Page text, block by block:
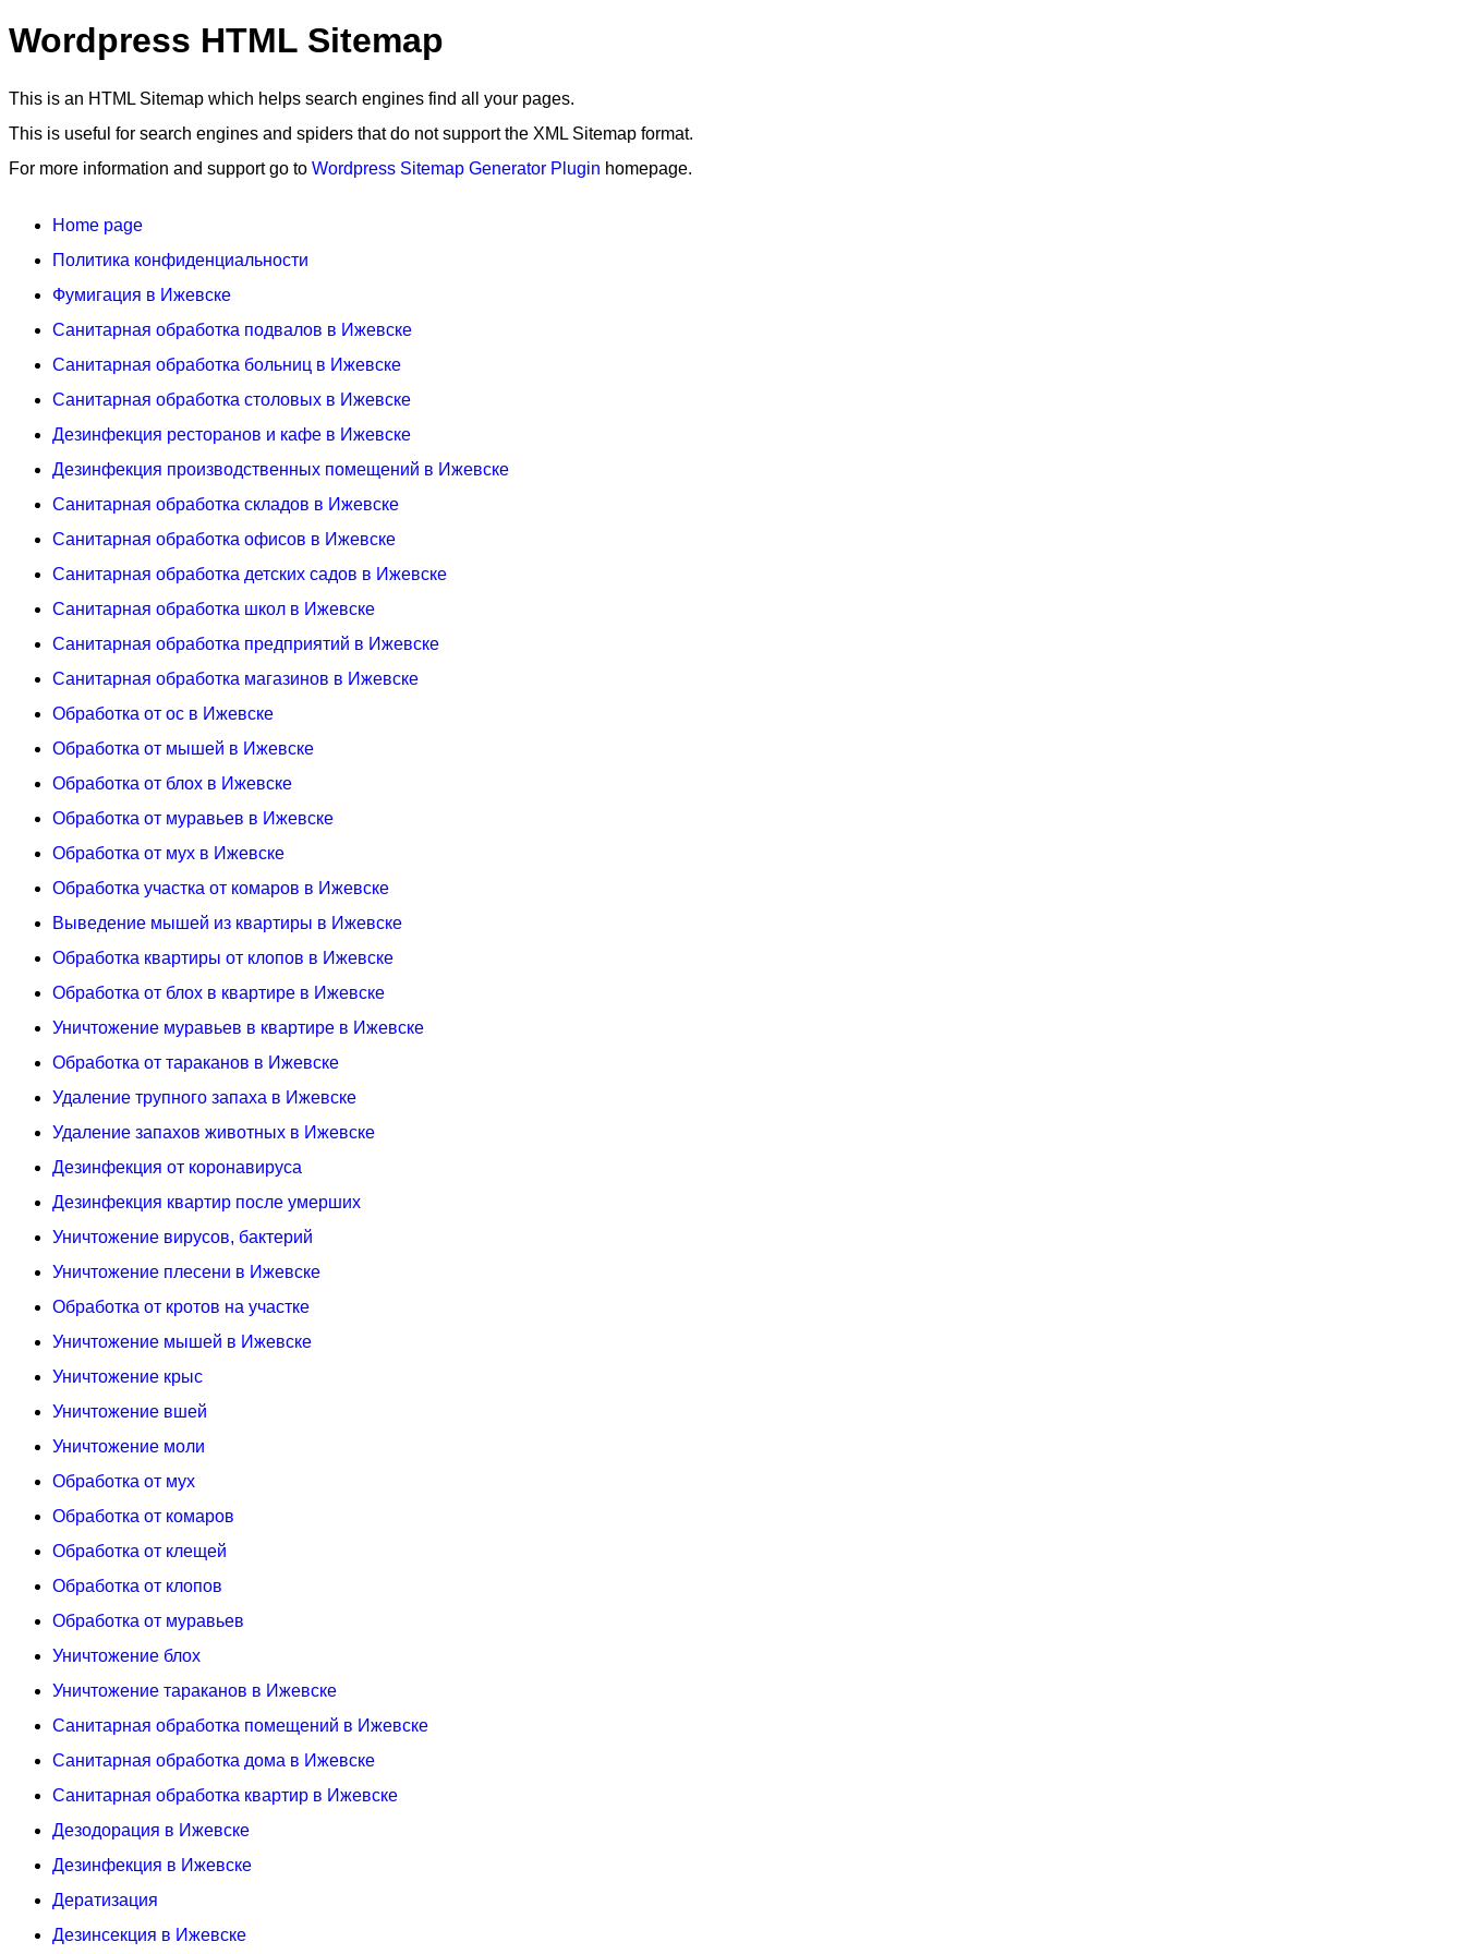
Wordpress HTML Sitemap
This is an HTML Sitemap which helps search engines find all your pages.
This is useful for search engines and spiders that do not support the XML Sitemap format.
For more information and support go to Wordpress Sitemap Generator Plugin homepage.
Home page
Политика конфиденциальности
Фумигация в Ижевске
Санитарная обработка подвалов в Ижевске
Санитарная обработка больниц в Ижевске
Санитарная обработка столовых в Ижевске
Дезинфекция ресторанов и кафе в Ижевске
Дезинфекция производственных помещений в Ижевске
Санитарная обработка складов в Ижевске
Санитарная обработка офисов в Ижевске
Санитарная обработка детских садов в Ижевске
Санитарная обработка школ в Ижевске
Санитарная обработка предприятий в Ижевске
Санитарная обработка магазинов в Ижевске
Обработка от ос в Ижевске
Обработка от мышей в Ижевске
Обработка от блох в Ижевске
Обработка от муравьев в Ижевске
Обработка от мух в Ижевске
Обработка участка от комаров в Ижевске
Выведение мышей из квартиры в Ижевске
Обработка квартиры от клопов в Ижевске
Обработка от блох в квартире в Ижевске
Уничтожение муравьев в квартире в Ижевске
Обработка от тараканов в Ижевске
Удаление трупного запаха в Ижевске
Удаление запахов животных в Ижевске
Дезинфекция от коронавируса
Дезинфекция квартир после умерших
Уничтожение вирусов, бактерий
Уничтожение плесени в Ижевске
Обработка от кротов на участке
Уничтожение мышей в Ижевске
Уничтожение крыс
Уничтожение вшей
Уничтожение моли
Обработка от мух
Обработка от комаров
Обработка от клещей
Обработка от клопов
Обработка от муравьев
Уничтожение блох
Уничтожение тараканов в Ижевске
Санитарная обработка помещений в Ижевске
Санитарная обработка дома в Ижевске
Санитарная обработка квартир в Ижевске
Дезодорация в Ижевске
Дезинфекция в Ижевске
Дератизация
Дезинсекция в Ижевске